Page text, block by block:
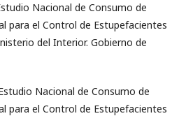
Nacional de Consumo de
para el Control de Estupefacientes
del Interior. Gobierno de
Nacional de Consumo de
para el Control de Estupefacientes